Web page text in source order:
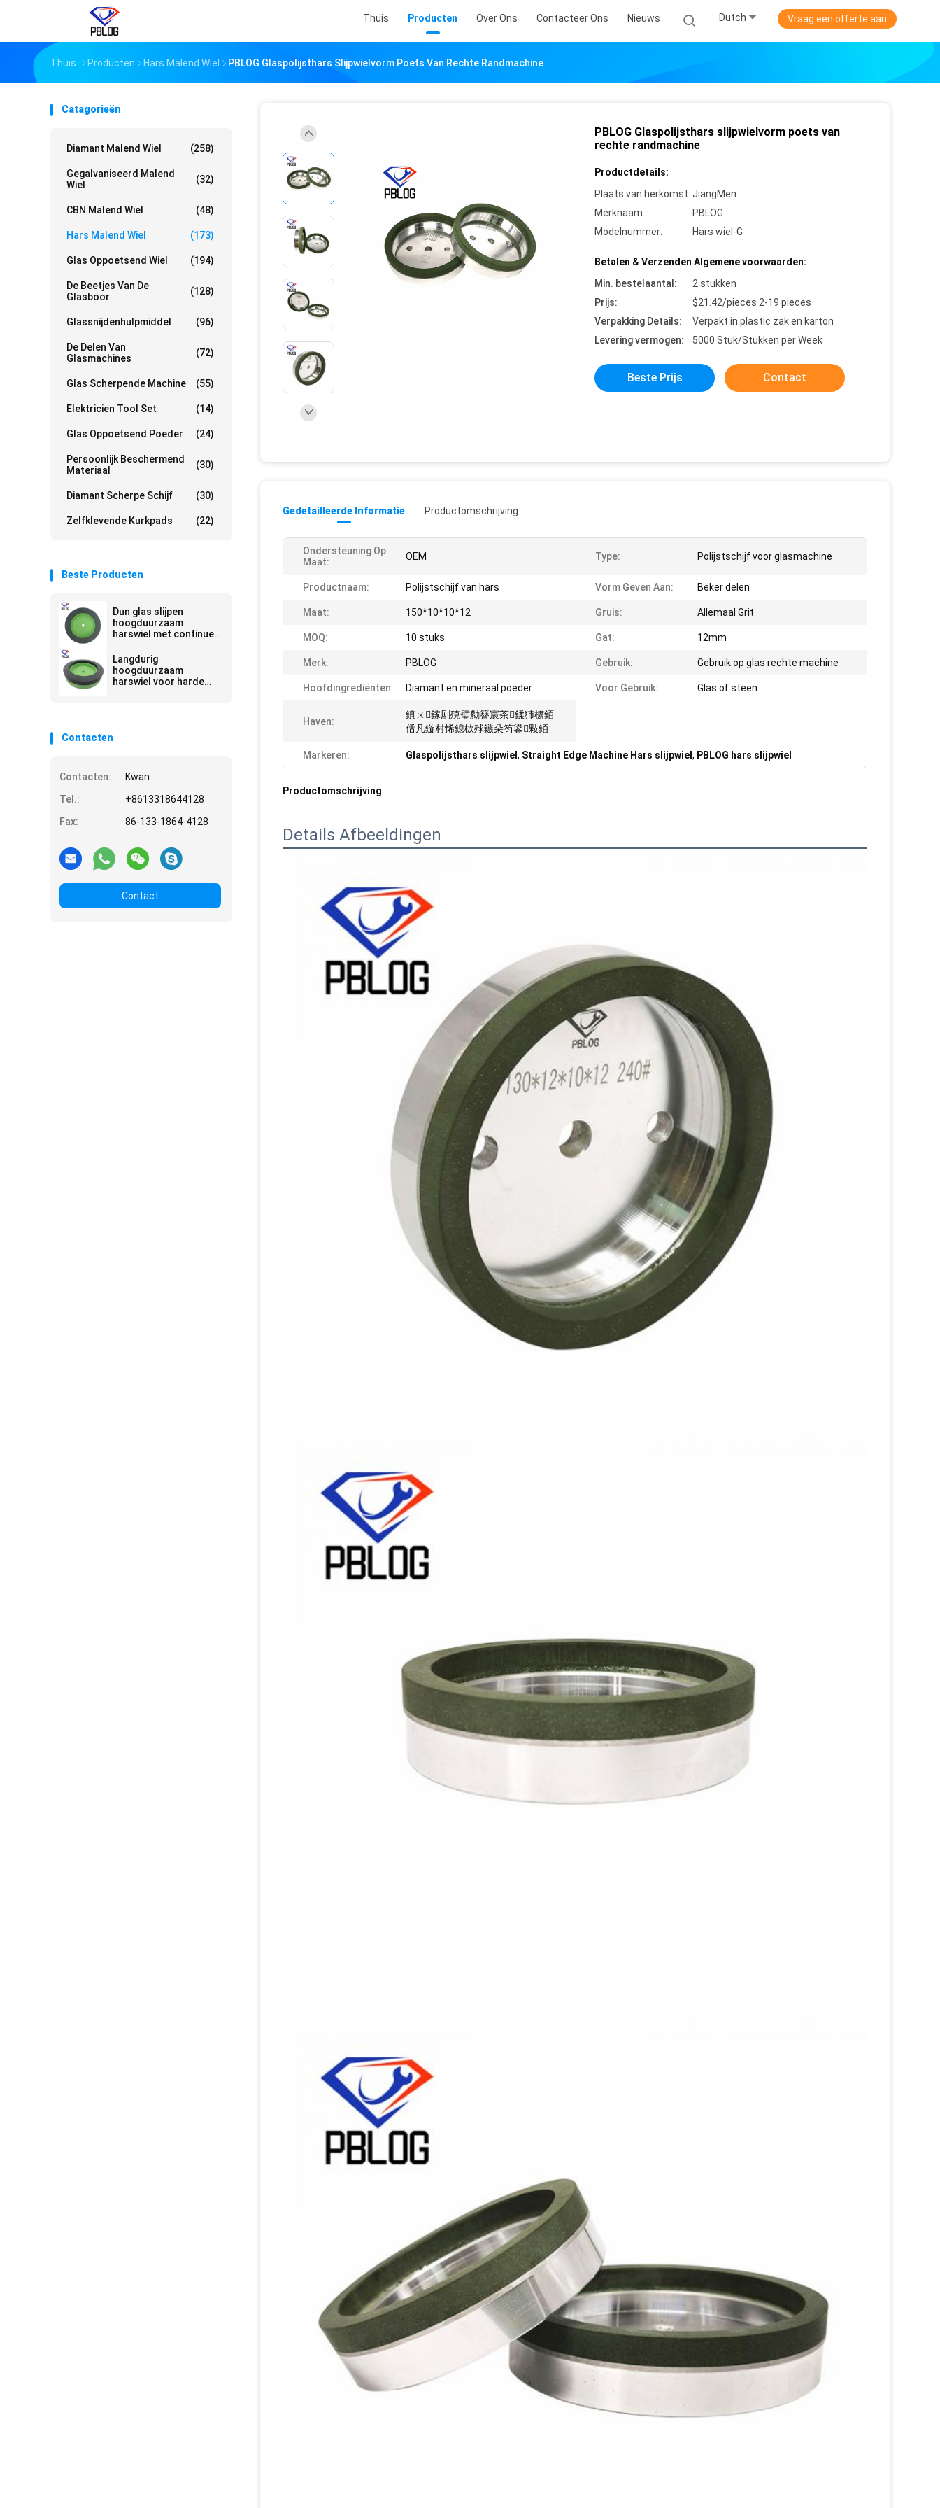
Thuis Producten Over Ons Contacteer Ons Nieuws Dutch Vraag een offerte aan
Thuis Producten Hars Malend Wiel PBLOG Glaspolijsthars Slijpwielvorm Poets Van Rechte Randmachine
Catagorieën
Diamant Malend Wiel (258)
Gegalvaniseerd Malend
Wiel
(32)
CBN Malend Wiel (48)
Hars Malend Wiel (173)
Glas Oppoetsend Wiel (194)
De Beetjes Van De
Glasboor
(128)
Glassnijdenhulpmiddel (96)
De Delen Van
Glasmachines
(72)
Glas Scherpende Machine (55)
Elektricien Tool Set (14)
Glas Oppoetsend Poeder (24)
Persoonlijk Beschermend
Materiaal
(30)
Diamant Scherpe Schijf (30)
Zelfklevende Kurkpads (22)
Beste Producten
Dun glas slijpen
hoogduurzaam
harswiel met continue
Langdurig
hoogduurzaam
harswiel voor harde
Contacten
Contacten:
Kwan
Tel.:
+8613318644128
Fax:
86-133-1864-4128
Contact
PBLOG Glaspolijsthars slijpwielvorm poets van
rechte randmachine
Productdetails:
Plaats van herkomst: JiangMen
Merknaam:
PBLOG
Modelnummer:
Hars wiel-G
Betalen & Verzenden Algemene voorwaarden:
Min. bestelaantal:
2 stukken
Prijs:
$21.42/pieces 2-19 pieces
Verpakking Details:
Verpakt in plastic zak en karton
Levering vermogen:
5000 Stuk/Stukken per Week
Beste Prijs Contact
Gedetailleerde Informatie Productomschrijving
Ondersteuning Op
Maat:
OEM Type: Polijstschijf voor glasmachine
Productnaam: Polijstschijf van hars Vorm Geven Aan: Beker delen
Maat: 150*10*10*12 Gruis: Allemaal Grit
MOQ: 10 stuks Gat: 12mm
Merk: PBLOG Gebruik: Gebruik op glas rechte machine
Hoofdingrediënten: Diamant en mineraal poeder Voor Gebruik: Glas of steen
Haven:
鎮ㄨ鎵剧殑璧勬簮宸茶鍒犻櫎銆
佸凡鏇村悕鎴栨殏鏃朵笉鍙敤銆
Markeren: Glaspolijsthars slijpwiel , Straight Edge Machine Hars slijpwiel , PBLOG hars slijpwiel
Productomschrijving
Details Afbeeldingen